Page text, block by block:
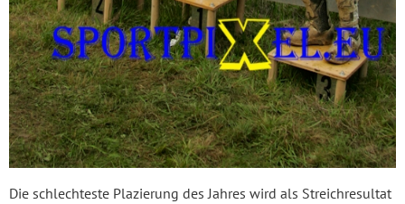
Die schlechteste Plazierung des Jahres wird als Streichresultat